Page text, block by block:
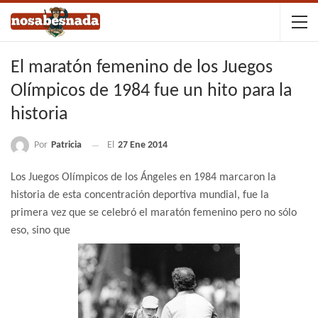
El maratón femenino de los Juegos
Olímpicos de 1984 fue un hito para la
historia
Por Patricia El 27 Ene 2014
Los Juegos Olímpicos de los Ángeles en 1984 marcaron la
historia de esta concentración deportiva mundial, fue la
primera vez que se celebró el maratón femenino pero no sólo
eso, sino que